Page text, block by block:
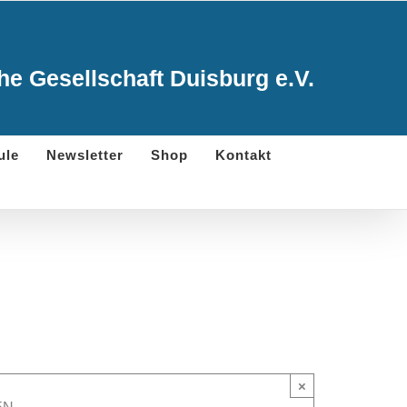
Gesellschaft Duisburg e.V.
Newsletter Shop Kontakt
×